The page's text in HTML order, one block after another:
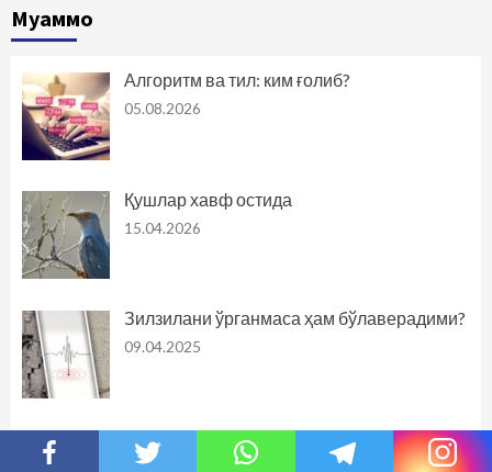
Муаммо
Алгоритм ва тил: ким ғолиб?
05.08.2026
Қушлар хавф остида
15.04.2026
Зилзилани ўрганмаса ҳам бўлаверадими?
09.04.2025
Журналистлар маскани ёрдамга муҳтож
01.10.2024